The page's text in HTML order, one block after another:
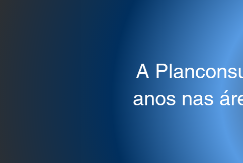
A
anos nas